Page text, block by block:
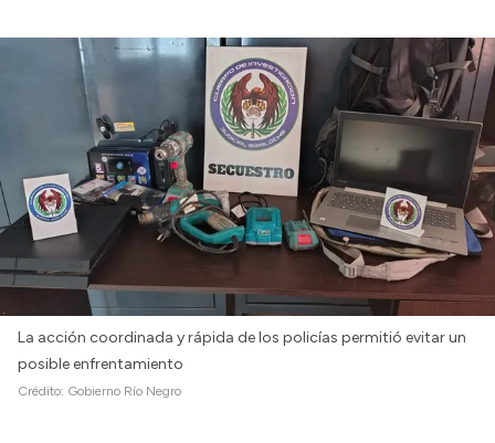
La acción coordinada y rápida de los policías permitió evitar un
posible enfrentamiento
Crédito: Gobierno Río Negro